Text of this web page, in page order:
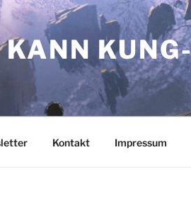
KANN
Kontakt Impressum